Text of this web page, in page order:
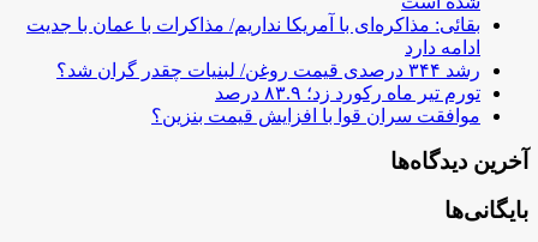
بقائی: مذاکره‌ای با آمریکا نداریم/ مذاکرات با عمان با جدیت
ادامه دارد
رشد ۳۴۴ درصدی قیمت روغن/ لبنیات چقدر گران شد؟
تورم تیر ماه رکورد زد؛ ۸۳.۹ درصد
موافقت سران قوا با افزایش قیمت بنزین؟
آخرین دیدگاه‌ها
بایگانی‌ها